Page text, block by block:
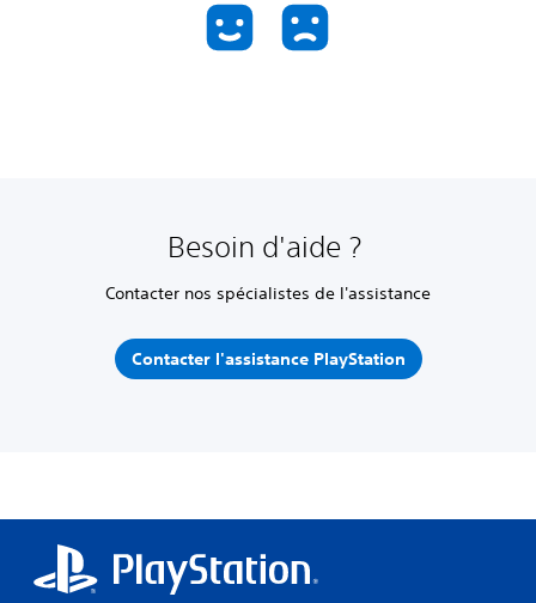
Besoin d'aide ?
Contacter nos spécialistes de l'assistance
Contacter l'assistance PlayStation